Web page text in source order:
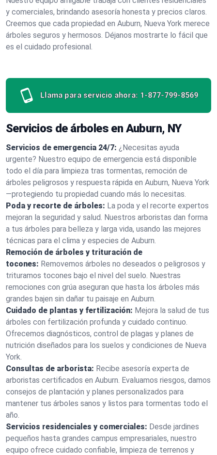
y comerciales, brindando asesoría honesta y precios claros.
Creemos que cada propiedad en Auburn, Nueva York merece
árboles seguros y hermosos. Déjanos mostrarte lo fácil que
es el cuidado profesional.
Llama para servicio ahora: 1-877-799-8569
Servicios de árboles en Auburn, NY
Servicios de emergencia 24/7: ¿Necesitas ayuda
urgente? Nuestro equipo de emergencia está disponible
todo el día para limpieza tras tormentas, remoción de
árboles peligrosos y respuesta rápida en Auburn, Nueva York
—protegiendo tu propiedad cuando más lo necesitas.
Poda y recorte de árboles: La poda y el recorte expertos
mejoran la seguridad y salud. Nuestros arboristas dan forma
a tus árboles para belleza y larga vida, usando las mejores
técnicas para el clima y especies de Auburn.
Remoción de árboles y trituración de
tocones: Removemos árboles no deseados o peligrosos y
trituramos tocones bajo el nivel del suelo. Nuestras
remociones con grúa aseguran que hasta los árboles más
grandes bajen sin dañar tu paisaje en Auburn.
Cuidado de plantas y fertilización: Mejora la salud de tus
árboles con fertilización profunda y cuidado continuo.
Ofrecemos diagnósticos, control de plagas y planes de
nutrición diseñados para los suelos y condiciones de Nueva
York.
Consultas de arborista: Recibe asesoría experta de
arboristas certificados en Auburn. Evaluamos riesgos, damos
consejos de plantación y planes personalizados para
mantener tus árboles sanos y listos para tormentas todo el
año.
Servicios residenciales y comerciales: Desde jardines
pequeños hasta grandes campus empresariales, nuestro
equipo ofrece cuidado confiable, limpieza de terrenos y